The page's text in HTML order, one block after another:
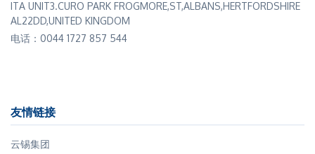
ITA UNIT3.CURO PARK FROGMORE,ST,ALBANS,HERTFORDSHIRE
AL22DD,UNITED KINGDOM
电话：0044 1727 857 544
友情链接
云锡集团